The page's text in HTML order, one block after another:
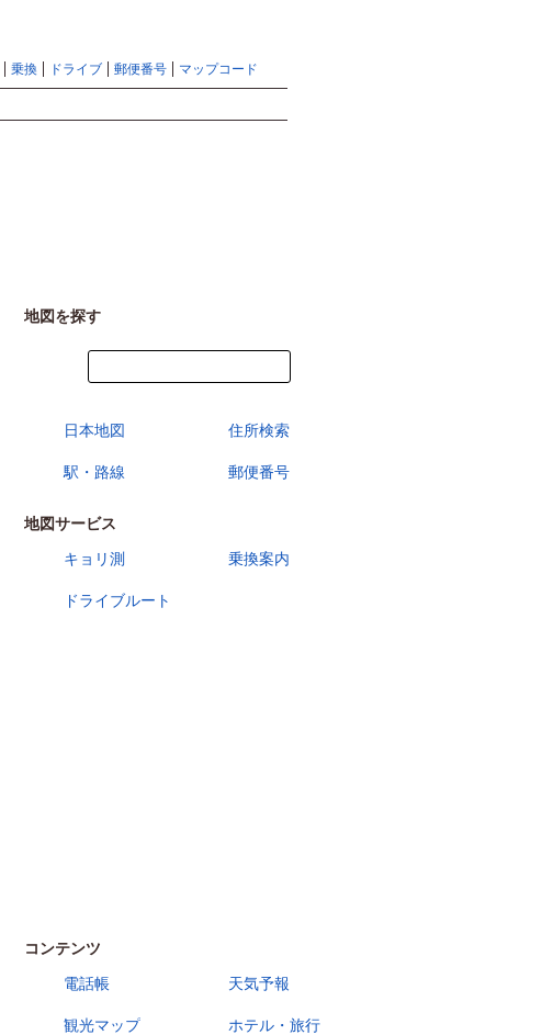
乗換 ドライブ 郵便番号 マップコード
地図を探す
日本地図 住所検索
駅・路線 郵便番号
地図サービス
キョリ測
乗換案内
ドライブルート
コンテンツ
電話帳
天気予報
観光マップ ホテル・旅行